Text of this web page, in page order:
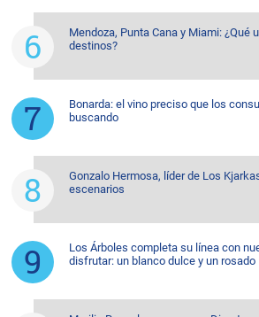
Mendoza, Punta Cana y Miami: ¿Qué
destinos?
Bonarda: el vino preciso que los
buscando
Gonzalo Hermosa, líder de Los
escenarios
Los Árboles completa su línea con
disfrutar: un blanco dulce y un rosado